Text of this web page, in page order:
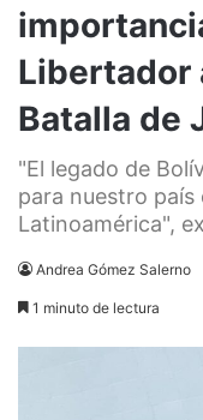
Libertador
Batalla de
"El legado de
para nuestro
Latinoamérica",
Andrea Gómez Salerno
1 minuto de lectura